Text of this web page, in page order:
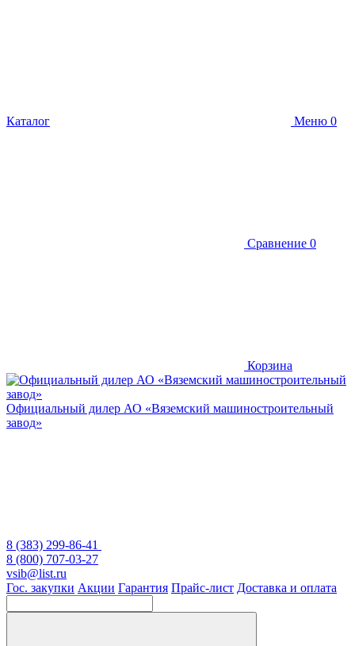
Каталог Меню 0
Сравнение 0
Корзина
Официальный дилер АО «Вяземский машиностроительный
завод»
8 (383) 299-86-41
8 (800) 707-03-27
vsib@list.ru
Гос. закупки Акции Гарантия Прайс-лист Доставка и оплата